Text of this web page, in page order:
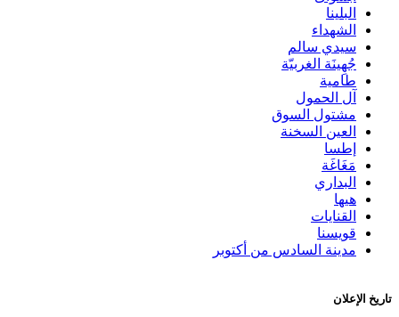
البلينا
الشهداء
سيدي سالم
جُهِينَة الغربيّة
طامية
آل الحمول
مشتول السوق
العين السخنة
إطسا
مَغَاغَة
البداري
هيها
القنايات
قويسنا
مدينة السادس من أكتوبر
تاريخ الإعلان